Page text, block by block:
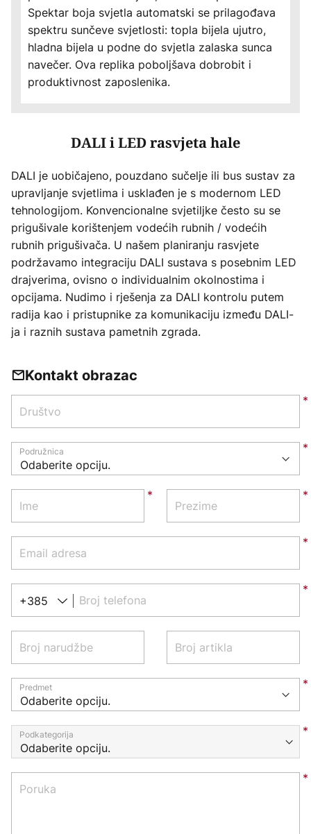
Spektar boja svjetla automatski se prilagođava
spektru sunčeve svjetlosti: topla bijela ujutro,
hladna bijela u podne do svjetla zalaska sunca
navečer. Ova replika poboljšava dobrobit i
produktivnost zaposlenika.
DALI i LED rasvjeta hale
DALI je uobičajeno, pouzdano sučelje ili bus sustav za
upravljanje svjetlima i usklađen je s modernom LED
tehnologijom. Konvencionalne svjetiljke često su se
prigušivale korištenjem vodećih rubnih / vodećih
rubnih prigušivača. U našem planiranju rasvjete
podržavamo integraciju DALI sustava s posebnim LED
drajverima, ovisno o individualnim okolnostima i
opcijama. Nudimo i rješenja za DALI kontrolu putem
radija kao i pristupnike za komunikaciju između DALI-
ja i raznih sustava pametnih zgrada.
Kontakt obrazac
Društvo
Podružnica
Ime Prezime
Email adresa
Broj telefona
+385
Broj narudžbe Broj artikla
Predmet
Podkategorija
Poruka